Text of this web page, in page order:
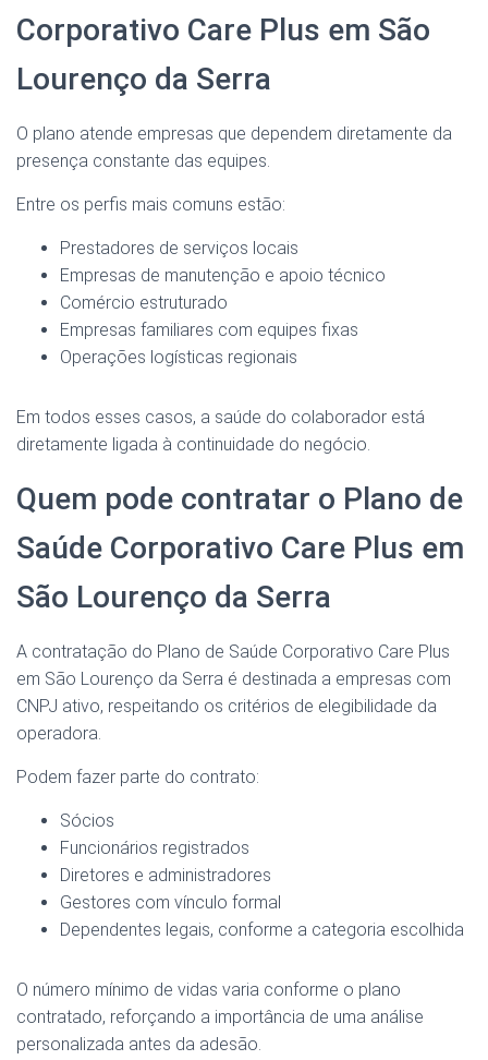
Corporativo Care Plus em São
Lourenço da Serra
O plano atende empresas que dependem diretamente da
presença constante das equipes.
Entre os perfis mais comuns estão:
Prestadores de serviços locais
Empresas de manutenção e apoio técnico
Comércio estruturado
Empresas familiares com equipes fixas
Operações logísticas regionais
Em todos esses casos, a saúde do colaborador está
diretamente ligada à continuidade do negócio.
Quem pode contratar o Plano de
Saúde Corporativo Care Plus em
São Lourenço da Serra
A contratação do Plano de Saúde Corporativo Care Plus
em São Lourenço da Serra é destinada a empresas com
CNPJ ativo, respeitando os critérios de elegibilidade da
operadora.
Podem fazer parte do contrato:
Sócios
Funcionários registrados
Diretores e administradores
Gestores com vínculo formal
Dependentes legais, conforme a categoria escolhida
O número mínimo de vidas varia conforme o plano
contratado, reforçando a importância de uma análise
personalizada antes da adesão.